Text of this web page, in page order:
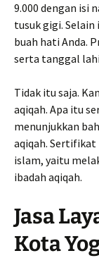
9.000 dengan isi
tusuk gigi.
buah hati Anda.
serta tanggal
Tidak itu saja.
aqiqah. Apa itu
menunjukkan
aqiqah. Sertifikat
islam, yaitu
ibadah aqiqah.
Jasa
Kota